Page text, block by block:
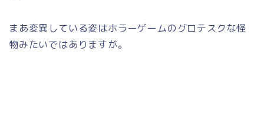
まあ変異している姿はホラーゲームのグロテスクな怪
物みたいではありますが。